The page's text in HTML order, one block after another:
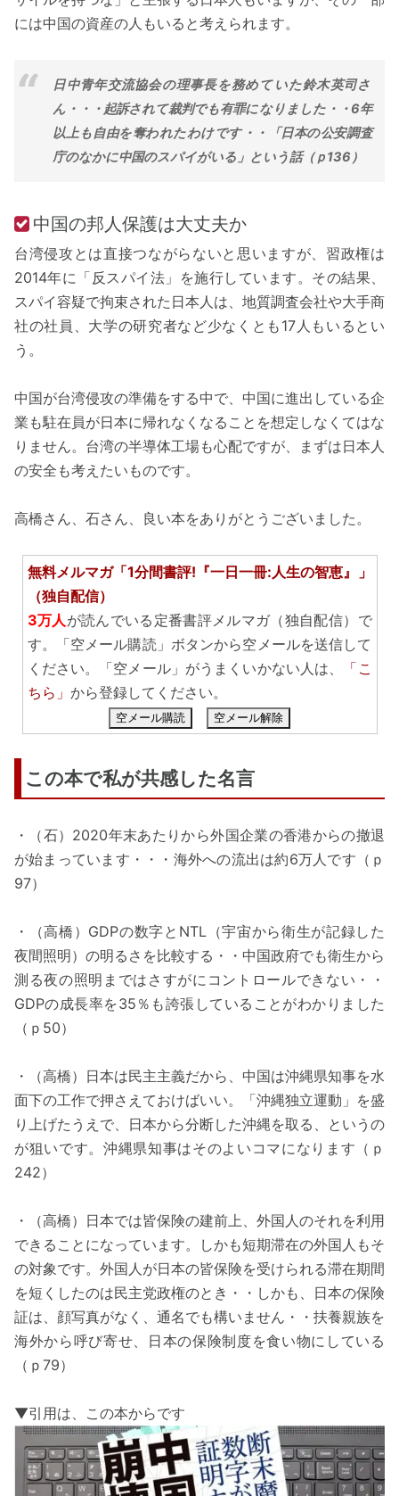
には中国の資産の人もいると考えられます。
日中青年交流協会の理事長を務めていた鈴木英司さ
ん・・・起訴されて裁判でも有罪になりました・・6年
以上も自由を奪われたわけです・・「日本の公安調査
庁のなかに中国のスパイがいる」という話（ｐ136）
中国の邦人保護は大丈夫か
台湾侵攻とは直接つながらないと思いますが、習政権は
2014年に「反スパイ法」を施行しています。その結果、
スパイ容疑で拘束された日本人は、地質調査会社や大手商
社の社員、大学の研究者など少なくとも17人もいるとい
う。
中国が台湾侵攻の準備をする中で、中国に進出している企
業も駐在員が日本に帰れなくなることを想定しなくてはな
りません。台湾の半導体工場も心配ですが、まずは日本人
の安全も考えたいものです。
高橋さん、石さん、良い本をありがとうございました。
無料メルマガ「1分間書評!『一日一冊:人生の智恵』」
（独自配信）
3万人が読んでいる定番書評メルマガ（独自配信）で
す。「空メール購読」ボタンから空メールを送信して
ください。「空メール」がうまくいかない人は、
「こ
ちら」 から登録してください。
空メール購読 空メール解除
この本で私が共感した名言
・（石）2020年末あたりから外国企業の香港からの撤退
が始まっています・・・海外への流出は約6万人です（ｐ
97）
・（高橋）GDPの数字とNTL（宇宙から衛生が記録した
夜間照明）の明るさを比較する・・中国政府でも衛生から
測る夜の照明まではさすがにコントロールできない・・
GDPの成長率を35％も誇張していることがわかりました
（ｐ50）
・（高橋）日本は民主主義だから、中国は沖縄県知事を水
面下の工作で押さえておけばいい。「沖縄独立運動」を盛
り上げたうえで、日本から分断した沖縄を取る、というの
が狙いです。沖縄県知事はそのよいコマになります（ｐ
242）
・（高橋）日本では皆保険の建前上、外国人のそれを利用
できることになっています。しかも短期滞在の外国人もそ
の対象です。外国人が日本の皆保険を受けられる滞在期間
を短くしたのは民主党政権のとき・・しかも、日本の保険
証は、顔写真がなく、通名でも構いません・・扶養親族を
海外から呼び寄せ、日本の保険制度を食い物にしている
（ｐ79）
▼引用は、この本からです